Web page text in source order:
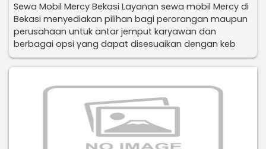
Sewa Mobil Mercy Bekasi Layanan sewa mobil Mercy di
Bekasi menyediakan pilihan bagi perorangan maupun
perusahaan untuk antar jemput karyawan dan
berbagai opsi yang dapat disesuaikan dengan keb